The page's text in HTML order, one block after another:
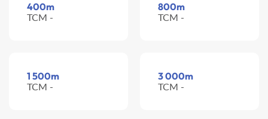
400m
TCM -
800m
TCM -
1 500m
TCM -
3 000m
TCM -